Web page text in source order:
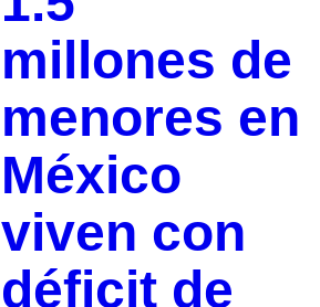
millones de
menores en
México
viven con
déficit de